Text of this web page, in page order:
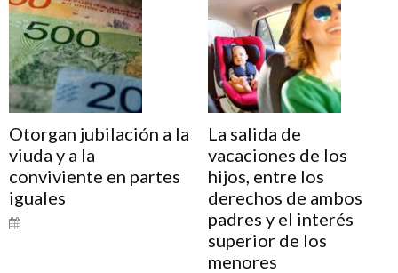
Otorgan jubilación a la
viuda y a la
conviviente en partes
iguales
La salida de
vacaciones de los
hijos, entre los
derechos de ambos
padres y el interés
superior de los
menores